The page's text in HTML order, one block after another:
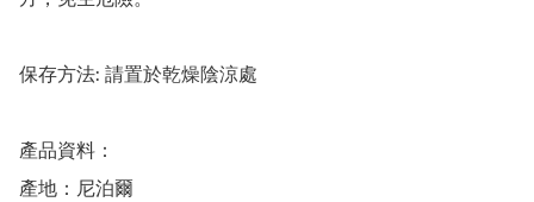
保存方法: 請置於乾燥陰涼處
產品資料：
產地：尼泊爾